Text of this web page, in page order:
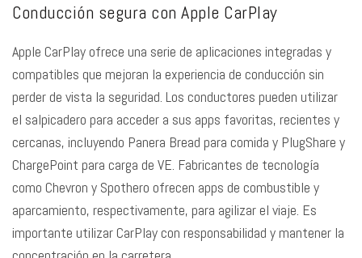
Conducción segura con Apple CarPlay
Apple CarPlay ofrece una serie de aplicaciones integradas y
compatibles que mejoran la experiencia de conducción sin
perder de vista la seguridad. Los conductores pueden utilizar
el salpicadero para acceder a sus apps favoritas, recientes y
cercanas, incluyendo Panera Bread para comida y PlugShare y
ChargePoint para carga de VE. Fabricantes de tecnología
como Chevron y Spothero ofrecen apps de combustible y
aparcamiento, respectivamente, para agilizar el viaje. Es
importante utilizar CarPlay con responsabilidad y mantener la